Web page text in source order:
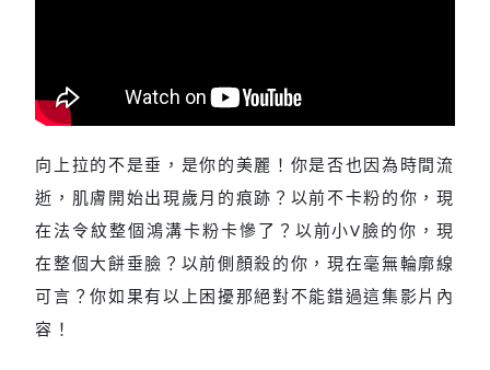
向上拉的不是垂，是你的美麗！你是否也因為時間流
逝，肌膚開始出現歲月的痕跡？以前不卡粉的你，現
在法令紋整個鴻溝卡粉卡慘了？以前小V臉的你，現
在整個大餅垂臉？以前側顏殺的你，現在毫無輪廓線
可言？你如果有以上困擾那絕對不能錯過這集影片內
容！